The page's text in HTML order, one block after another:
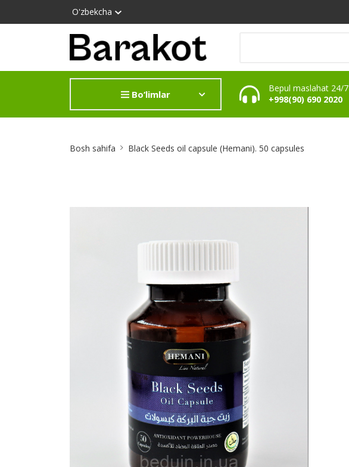
O'zbekcha
Bo‘limlar
Bepul maslahat 24/7
+998(90) 690 2020
Bosh sahifa Black Seeds oil capsule (Hemani). 50 capsules